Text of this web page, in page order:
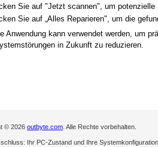
Sie auf "Jetzt scannen", um potenzielle
Sie auf „Alles Reparieren", um die
Anwendung kann verwendet werden, um
in Zukunft zu reduzieren.
© 2026 outbyte.com . Alle Rechte vorbehalten.
Ihr PC-Zustand und Ihre